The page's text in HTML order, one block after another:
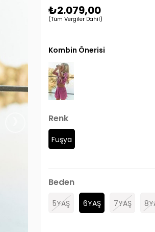
₺2.079,00
(Tüm Vergiler Dahil)
Kombin Önerisi
Renk
Fuşya
Beden
5YAŞ 6YAŞ 7YAŞ